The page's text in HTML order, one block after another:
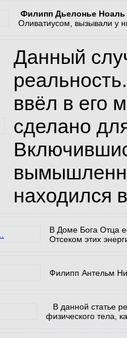
Филипп Дьелонье Ноаль
Оливатиусом, вызывали у
Данный
ввёл в его
сделано
находился
В Доме Бога Отца
Отсеком этих
Филипп Антельм
В данной статье
физического тела,